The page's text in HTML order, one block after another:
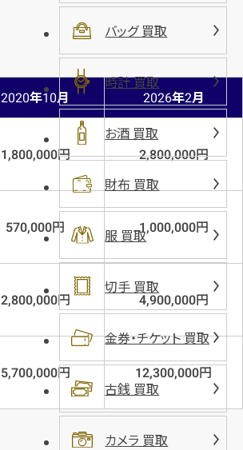
2020年10月 2026年2月
1,800,000円 2,800,000円
570,000円 1,000,000円
2,800,000円 4,900,000円
5,700,000円 12,300,000円
バッグ 買取
時計 買取
お酒 買取
財布 買取
服 買取
切手 買取
金券・チケット 買取
古銭 買取
カメラ 買取